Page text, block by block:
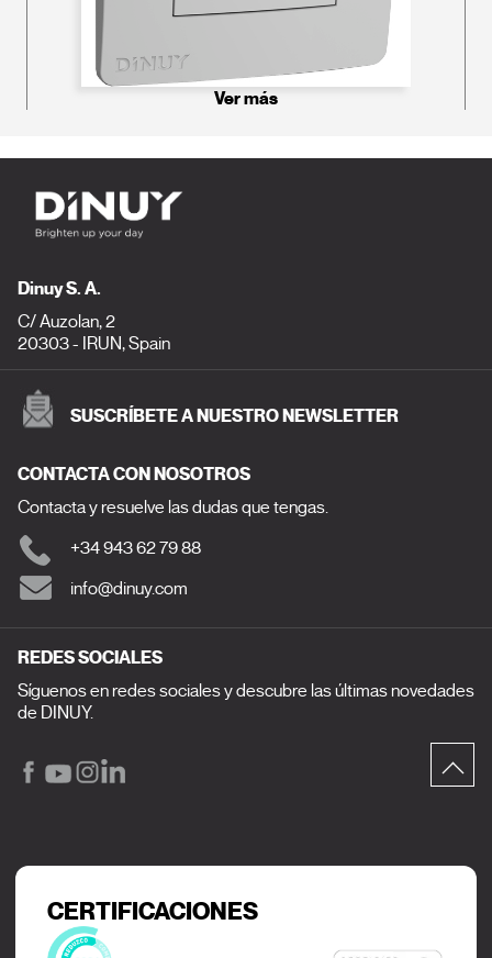
Ver más
Dinuy S. A.
C/ Auzolan, 2
20303 - IRUN, Spain
SUSCRÍBETE A NUESTRO NEWSLETTER
CONTACTA CON NOSOTROS
Contacta y resuelve las dudas que tengas.
+34 943 62 79 88
info@dinuy.com
REDES SOCIALES
Síguenos en redes sociales y descubre las últimas novedades
de DINUY.
CERTIFICACIONES